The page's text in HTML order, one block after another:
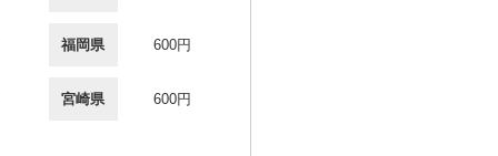
福岡県 600円
宮崎県 600円